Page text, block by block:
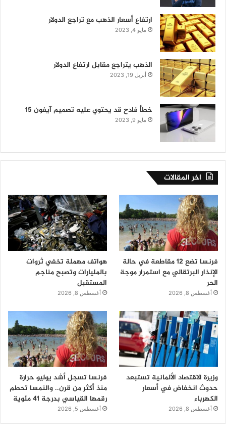
ارتفاع أسعار الذهب مع تراجع الدولار
مايو 4, 2023
الذهب يتراجع مقابل ارتفاع الدولار
أبريل 19, 2023
خطأ فادح قد يحتوي عليه تصميم آيفون 15
مايو 9, 2023
اخر المقالات
فرنسا تضع 12 مقاطعة في حالة
الإنذار البرتقالي مع استمرار موجة
الحر
أغسطس 8, 2026
هواتف مهملة تخفي ثروات
بالمليارات وتصبح مناجم
المستقبل
أغسطس 8, 2026
وزيرة الاقتصاد الألمانية تستبعد
حدوث انخفاض في أسعار
الكهرباء
أغسطس 8, 2026
فرنسا تسجل أشد يوليو حرارة
منذ أكثر من قرن.. والنمسا تحطم
رقمها القياسي بدرجة 41 مئوية
أغسطس 5, 2026